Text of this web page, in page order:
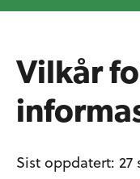
Vilkår
Sist oppdatert: 27